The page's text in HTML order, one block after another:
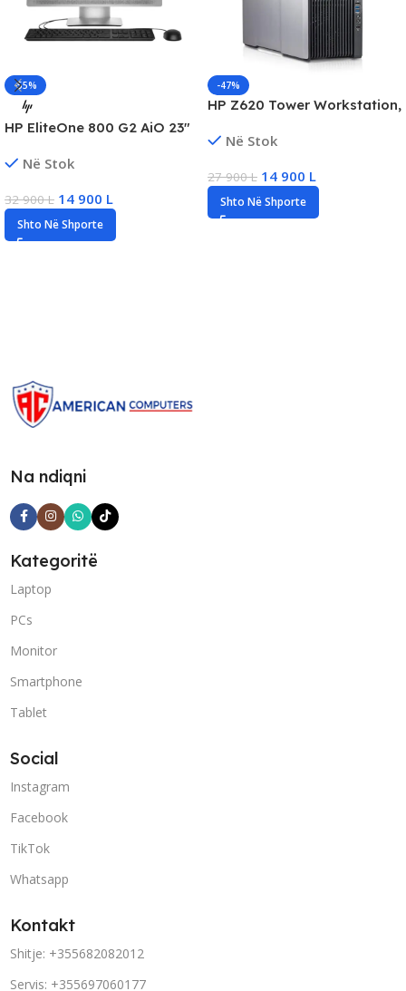
-55%
HP EliteOne 800 G2 AiO 23″
DDR4, 128GB SSD
Në Stok
32 900L 14 900 L
Shto Në Shporte
-47%
HP Z620 Tower Workstation,
32GB RAM, 256GB SSD,
Në Stok
27 900L 14 900 L
Shto Në Shporte
Na ndiqni
Kategoritë
Laptop
PCs
Monitor
Smartphone
Tablet
Social
Instagram
Facebook
TikTok
Whatsapp
Kontakt
Shitje: +355682082012
Servis: +355697060177